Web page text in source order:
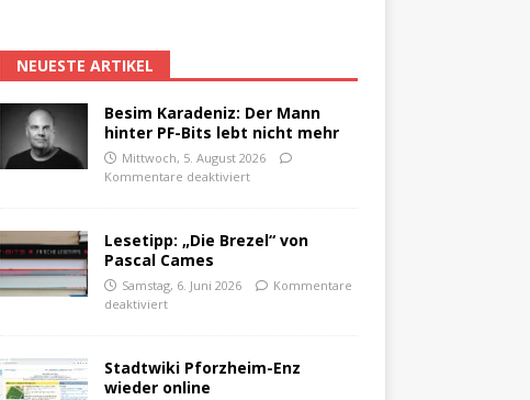
NEUESTE ARTIKEL
Besim Karadeniz: Der Mann
hinter PF-Bits lebt nicht mehr
Mittwoch, 5. August 2026
Kommentare deaktiviert
Lesetipp: „Die Brezel“ von
Pascal Cames
Samstag, 6. Juni 2026
Kommentare
deaktiviert
Stadtwiki Pforzheim-Enz
wieder online